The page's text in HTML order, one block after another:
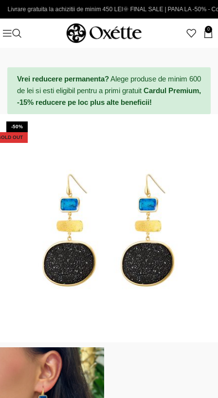
la achizitii de minim 450 LEI🌞 FINAL SALE | PANA LA -50% - Coduri noi
0
Vrei reducere permanenta?Alege produse de minim 600
de lei si esti eligibil pentru a primi gratuit Cardul Premium,
-15% reducere pe loc plus alte beneficii!
-50%
OUT